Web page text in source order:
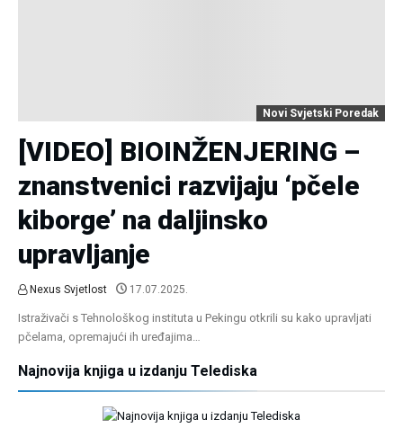
Novi Svjetski Poredak
[VIDEO] BIOINŽENJERING –
znanstvenici razvijaju ‘pčele
kiborge’ na daljinsko
upravljanje
Nexus Svjetlost 17.07.2025.
Istraživači s Tehnološkog instituta u Pekingu otkrili su kako upravljati
pčelama, opremajući ih uređajima…
Najnovija knjiga u izdanju Telediska